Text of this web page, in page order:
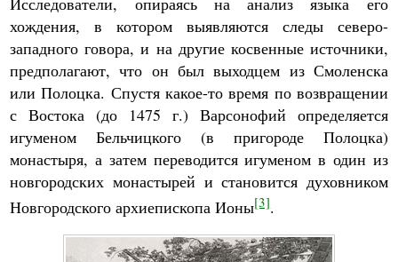
хождения, в котором выявляются следы северо-
западного говора, и на другие косвенные источники,
предполагают, что он был выходцем из Смоленска
или Полоцка. Спустя какое-то время по возвращении
с Востока (до 1475 г.) Варсонофий определяется
игуменом Бельчицкого (в пригороде Полоцка)
монастыря, а затем переводится игуменом в один из
новгородских монастырей и становится духовником
Новгородского архиепископа Ионы[3].